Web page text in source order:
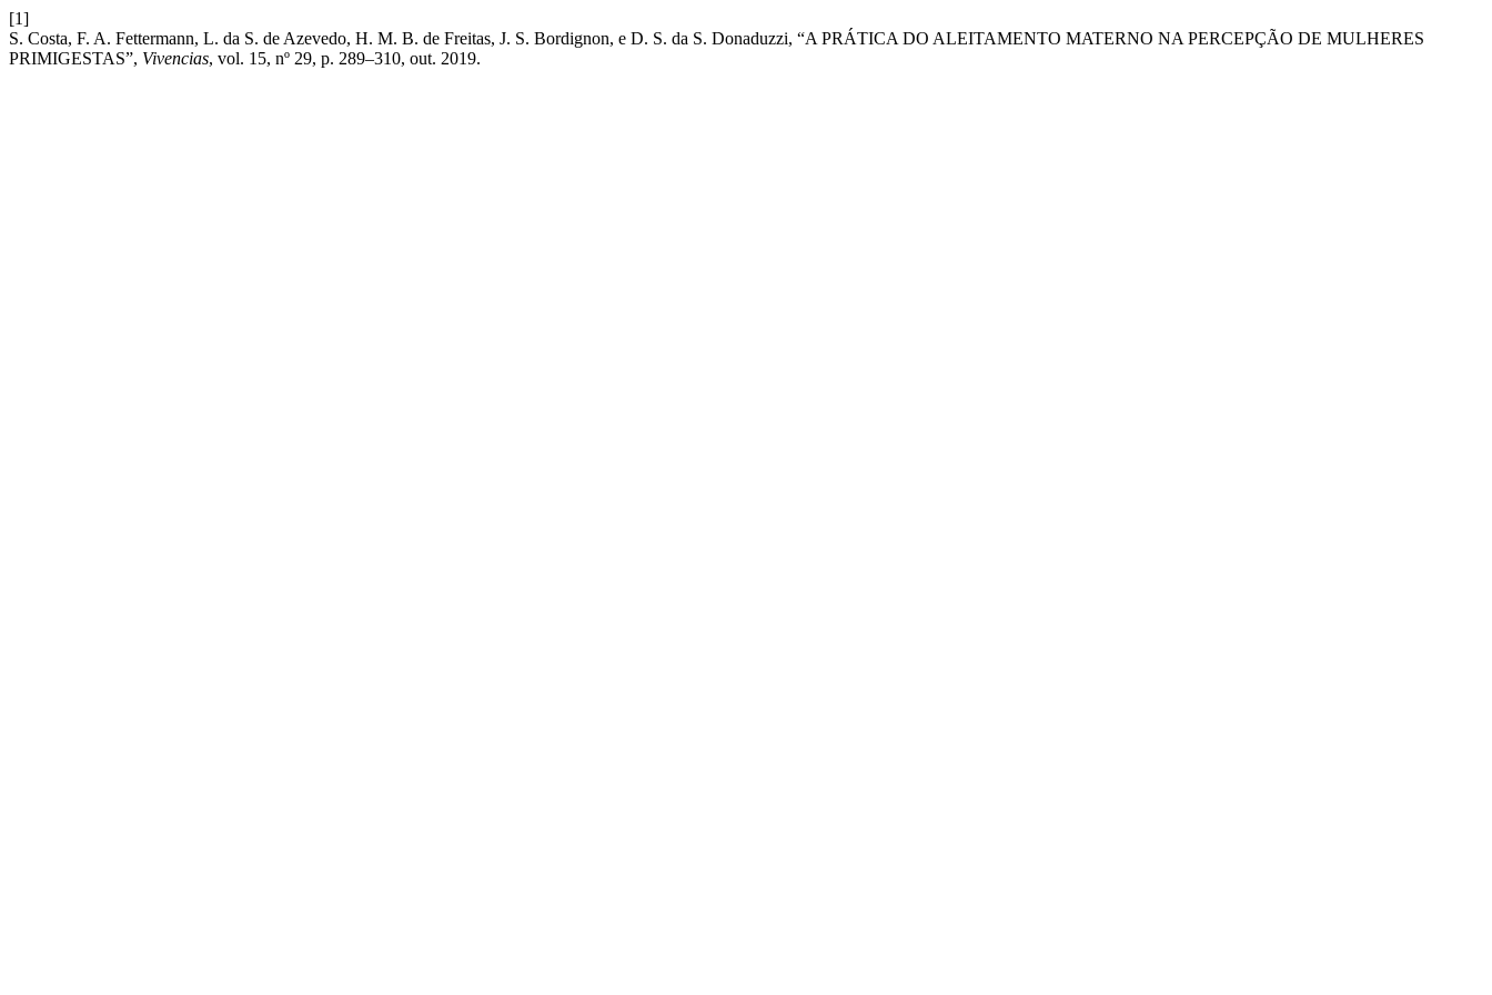
[1]
S. Costa, F. A. Fettermann, L. da S. de Azevedo, H. M. B. de Freitas, J. S. Bordignon, e D. S. da S. Donaduzzi, “A PRÁTICA DO ALEITAMENTO MATERNO NA PERCEPÇÃO DE MULHERES
PRIMIGESTAS”, Vivencias, vol. 15, nº 29, p. 289–310, out. 2019.